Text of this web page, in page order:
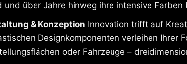
über Jahre hinweg ihre intensive Farben
& Konzeption Innovation trifft auf
Designkomponenten verleihen Ihrer
oder Fahrzeuge –